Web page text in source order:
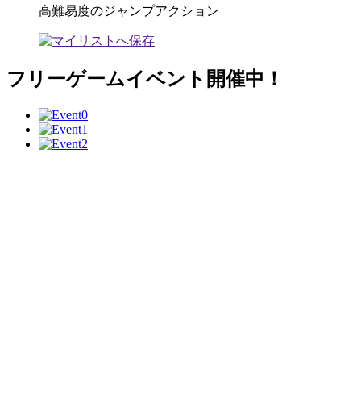
高難易度のジャンプアクション
フリーゲームイベント開催中！